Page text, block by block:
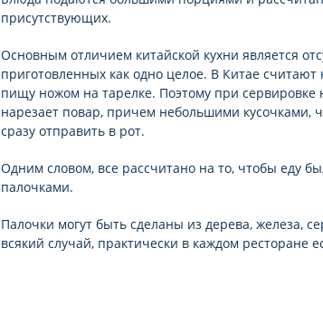
присутствующих.
Основным отличием китайской кухни является
приготовленных как одно целое. В Китае
пищу ножом на тарелке. Поэтому при
нарезает повар, причем небольшими кусочками,
сразу отправить в рот.
Одним словом, все рассчитано на то, чтобы еду
палочками.
Палочки могут быть сделаны из дерева, железа,
всякий случай, практически в каждом ресторане